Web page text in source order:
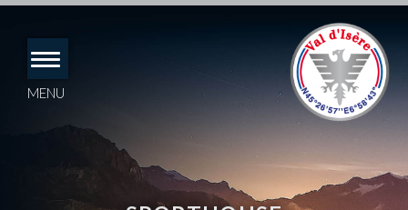
directement
contenu
MENU